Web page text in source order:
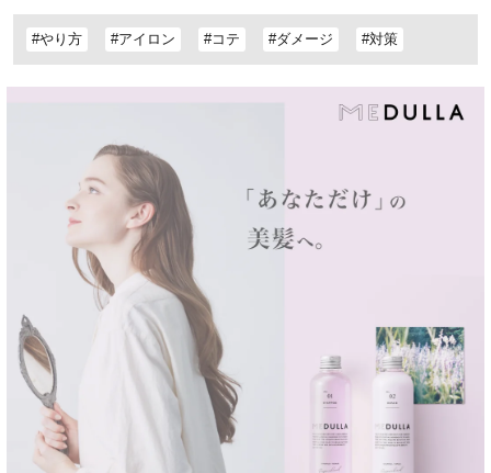
#やり方 #アイロン #コテ #ダメージ #対策